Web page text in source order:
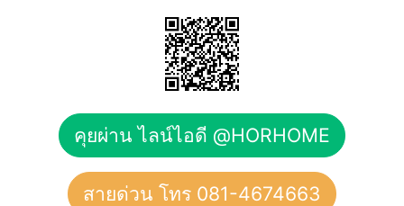
คุยผ่าน ไลน์ไอดี @HORHOME
สายด่วน โทร 081-4674663